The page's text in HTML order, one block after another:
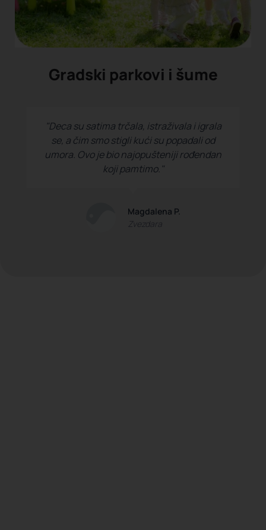
Gradski parkovi i šume
"Deca su satima trčala, istraživala i igrala
se, a čim smo stigli kući su popadali od
umora. Ovo je bio najopušteniji rođendan
koji pamtimo."
Magdalena P.
Zvezdara